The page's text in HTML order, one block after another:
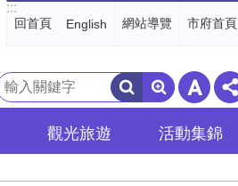
:::
回首頁 English 網站導覽 市府首頁
搜
尋
觀光旅遊 活動集錦